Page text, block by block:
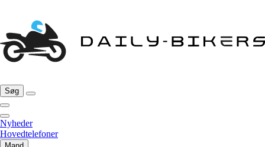
Søg
Nyheder
Hovedtelefoner